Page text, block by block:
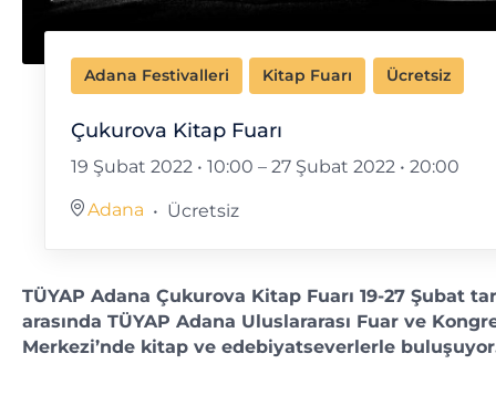
Adana Festivalleri Kitap Fuarı Ücretsiz
Çukurova Kitap Fuarı
19 Şubat 2022 • 10:00 – 27 Şubat 2022 • 20:00
Adana Ücretsiz
TÜYAP Adana Çukurova Kitap Fuarı 19-27 Şubat
arasında TÜYAP Adana Uluslararası Fuar ve
Merkezi’nde kitap ve edebiyatseverlerle